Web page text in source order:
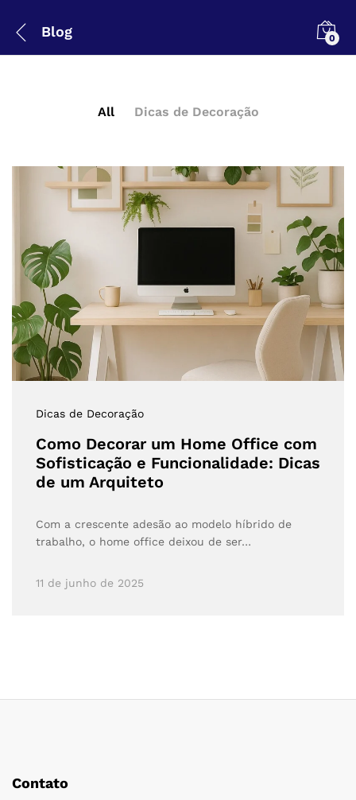
Blog 0
All Dicas de Decoração
Dicas de Decoração
Como Decorar um Home Office com
Sofisticação e Funcionalidade: Dicas
de um Arquiteto
Com a crescente adesão ao modelo híbrido de
trabalho, o home office deixou de ser…
11 de junho de 2025
Contato